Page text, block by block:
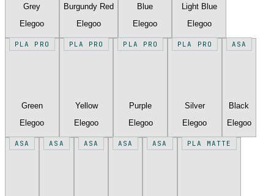
Grey
Elegoo
Burgundy Red
Elegoo
Blue
Elegoo
Light Blue
Elegoo
PLA PRO
Green
Elegoo
PLA PRO
Yellow
Elegoo
PLA PRO
Purple
Elegoo
PLA PRO
Silver
Elegoo
ASA
Black
Elegoo
ASA ASA ASA ASA ASA PLA MATTE